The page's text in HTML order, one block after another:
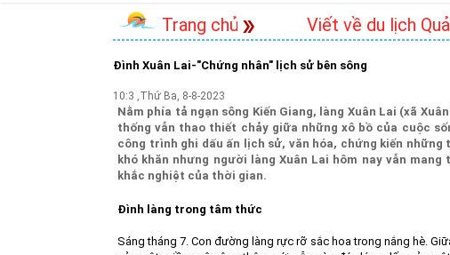
Trang chủ Viết về du lịch
Đình Xuân Lai-"Chứng nhân" lịch sử bên sông
10:3 ,Thứ Ba, 8-8-2023
Nằm phía tả ngạn sông Kiến Giang, làng Xuân Lai (xã
thống vẫn thao thiết chảy giữa những xô bồ của cuộc
công trình ghi dấu ấn lịch sử, văn hóa, chứng kiến những
khó khăn nhưng người làng Xuân Lai hôm nay vẫn
khắc nghiệt của thời gian.
Đình làng trong tâm thức
Sáng tháng 7. Con đường làng rực rỡ sắc hoa trong nắng hè.